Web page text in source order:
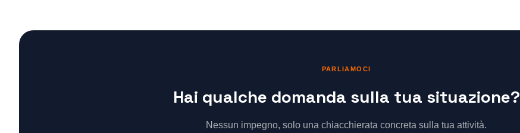
PARLIAMOCI
Hai qualche domanda sulla tua situazione?
Nessun impegno, solo una chiacchierata concreta sulla tua attività.